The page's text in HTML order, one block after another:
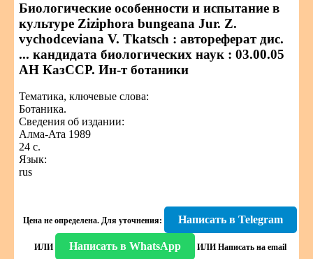
Биологические особенности и испытание в
культуре Ziziphora bungeana Jur. Z.
vychodceviana V. Tkatsch : автореферат дис.
... кандидата биологических наук : 03.00.05
АН КазССР. Ин-т ботаники
Тематика, ключевые слова:
Ботаника.
Сведения об издании:
Алма-Ата 1989
24 с.
Язык:
rus
Цена не определена. Для уточнения: Написать в Telegram
ИЛИ Написать в WhatsApp ИЛИ Написать на email